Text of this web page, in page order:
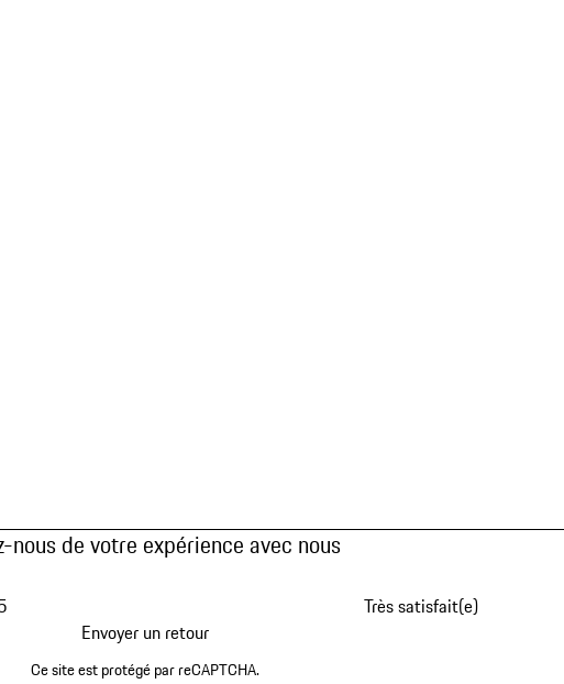
nous de votre expérience avec nous
Très satisfait(e)
Envoyer un retour
Ce site est protégé par reCAPTCHA.